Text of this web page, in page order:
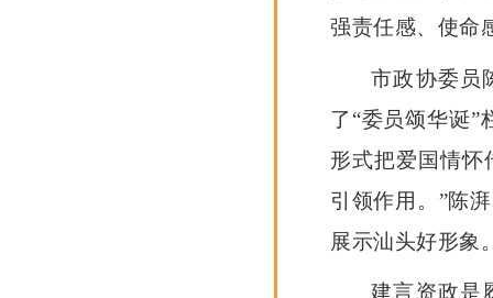
强责任感、使命
市政协委员
了“委员颂华诞”
形式把爱国情怀
引领作用。”陈
展示汕头好形象
建言资政是